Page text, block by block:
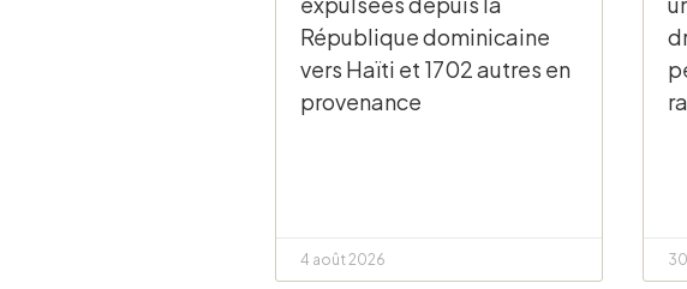
République dominicaine
vers Haïti et 1702 autres en
provenance
4 août 2026